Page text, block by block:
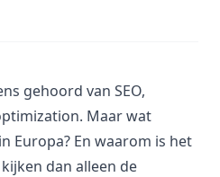
gehoord van SEO,
Maar wat
Europa? En waarom is het
dan alleen de